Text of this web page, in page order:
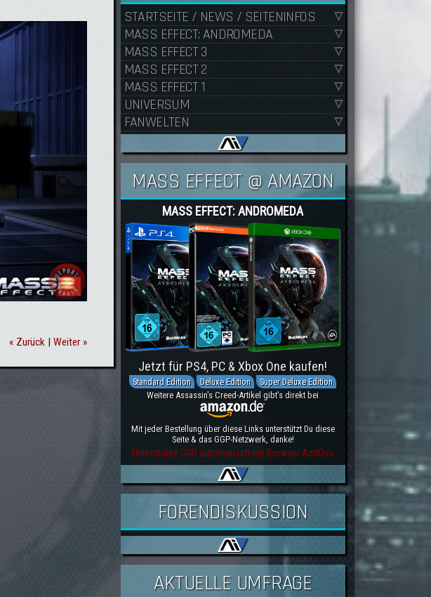
« Zurück|Weiter »
STARTSEITE / NEWS / SEITENINFOS
MASS EFFECT: ANDROMEDA
MASS EFFECT 3
MASS EFFECT 2
MASS EFFECT 1
UNIVERSUM
FANWELTEN
MASS EFFECT @ AMAZON
MASS EFFECT: ANDROMEDA
Jetzt für PS4, PC & Xbox One kaufen!
Standard Edition Deluxe Edition
Super Deluxe Edition
Weitere Assassin's Creed-Artikel gibt's direkt bei
Mit jeder Bestellung über diese Links unterstützt Du diese
Seite & das GGP-Netzwerk, danke!
Unterstütze GGP automatisch mit Browser AddOn's
FORENDISKUSSION
AKTUELLE UMFRAGE